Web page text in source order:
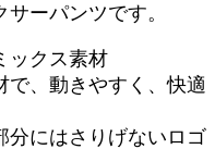
ーパンツです。
ックス素材
で、動きやすく、快適
分にはさりげないロゴ